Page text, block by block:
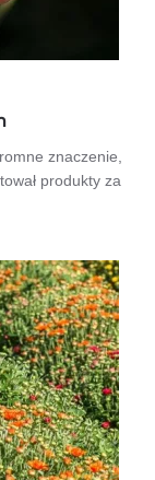
znaczenie,
produkty za